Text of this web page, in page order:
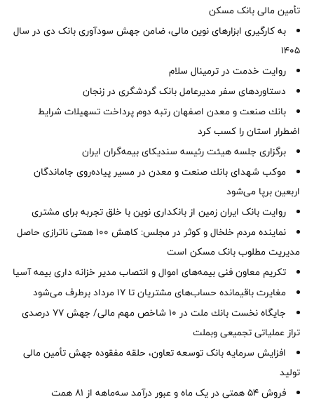
تأمین مالی بانک مسکن
به کارگیری ابزارهای نوین مالی، ضامن جهش سودآوری بانک دی در سال
1405
روایت خدمت در ترمینال سلام
دستاوردهای سفر مدیرعامل بانک گردشگری در زنجان
بانك صنعت و معدن اصفهان رتبه دوم پرداخت تسهیلات شرایط
اضطرار استان را كسب كرد
برگزاری جلسه هیئت رئیسه سندیکای بیمه‌گران ایران
موكب شهدای بانك صنعت و معدن در مسیر پیاده‌روی جاماندگان
اربعین برپا می‌شود
روایت بانک ایران زمین از بانکداری نوین با خلق تجربه برای مشتری
نماینده مردم خلخال و کوثر در مجلس: کاهش ۱۰۰ همتی ناترازی حاصل
مدیریت مطلوب بانک مسکن است
تکریم معاون فنی بیمه‌های اموال و انتصاب مدیر خزانه داری بیمه آسیا
مغایرت‌ باقیمانده حساب‌های مشتریان تا ۱۷ مرداد برطرف می‌شود
جایگاه نخست بانك ملت در 10 شاخص مهم مالی/ جهش 77 درصدی
تراز عملیاتی تجمیعی وبملت
افزایش سرمایه بانک توسعه تعاون، حلقه مفقوده جهش تأمین مالی
تولید
فروش 54 همتی در یک ماه و عبور درآمد سه‌ماهه از 81 همت